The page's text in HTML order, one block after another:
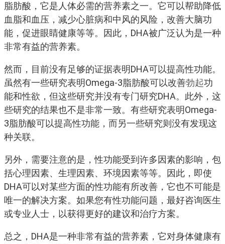
脂肪酸，它是人体必需的营养素之一。它可以帮助降低
血脂和血压，减少心脏病和中风的风险，改善大脑功
能，促进眼睛健康等等。因此，DHA被广泛认为是一种
非常有益的营养素。
然而，目前没有足够的证据表明DHA可以提高性功能。
虽然有一些研究表明Omega-3脂肪酸可以改善勃起功
能和性欲，但这些研究并没有专门研究DHA。此外，这
些研究的结果也不是非常一致。有些研究表明Omega-
3脂肪酸可以提高性功能，而另一些研究则没有发现这
种关联。
另外，需要注意的是，性功能受到许多因素的影响，包
括心理因素、生理因素、环境因素等等。因此，即使
DHA可以对某些方面的性功能有所改善，它也不可能是
唯一的解决方案。如果您有性功能问题，最好咨询医生
或专业人士，以获得更好的建议和治疗方案。
总之，DHA是一种非常有益的营养素，它对身体健康有